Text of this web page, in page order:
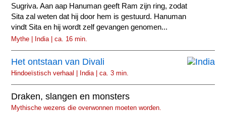
Sugriva. Aan aap Hanuman geeft Ram zijn ring, zodat
Sita zal weten dat hij door hem is gestuurd. Hanuman
vindt Sita en hij wordt zelf gevangen genomen...
Mythe | India | ca. 16 min.
Het ontstaan van Divali
Hindoeïstisch verhaal | India | ca. 3 min.
Draken, slangen en monsters
Mythische wezens die overwonnen moeten worden.